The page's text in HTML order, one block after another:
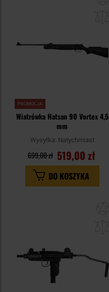
PROMOCJA
Wiatrówka Hatsan 90 Vortex 4,5
mm
Wysyłka: Natychmiast
519,00 zł
699,00 zł
DO KOSZYKA